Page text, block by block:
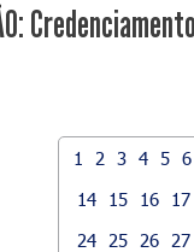
1 2 3 4 5 6
14
15 16 17
24
25 26 27